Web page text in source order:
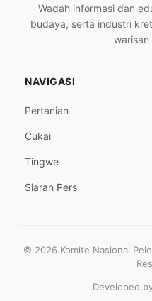
Wadah informasi dan
budaya, serta industri
warisan
NAVIGASI
Pertanian
Cukai
Tingwe
Siaran Pers
© 2026 Komite Nasional
Developed